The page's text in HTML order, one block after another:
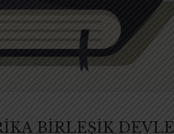
BİRLEŞİK